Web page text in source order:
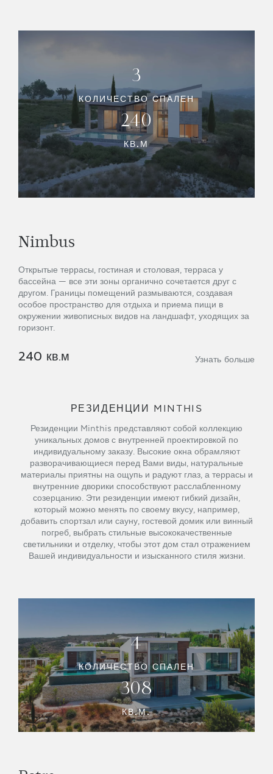
3
КОЛИЧЕСТВО СПАЛЕН
240
КВ.М
Nimbus
Открытые террасы, гостиная и столовая, терраса у
бассейна — все эти зоны органично сочетается друг с
другом. Границы помещений размываются, создавая
особое пространство для отдыха и приема пищи в
окружении живописных видов на ландшафт, уходящих за
горизонт.
240 кв.м Узнать больше
РЕЗИДЕНЦИИ MINTHIS
Резиденции Minthis представляют собой коллекцию
уникальных домов с внутренней проектировкой по
индивидуальному заказу. Высокие окна обрамляют
разворачивающиеся перед Вами виды, натуральные
материалы приятны на ощупь и радуют глаз, а террасы и
внутренние дворики способствуют расслабленному
созерцанию. Эти резиденции имеют гибкий дизайн,
который можно менять по своему вкусу, например,
добавить спортзал или сауну, гостевой домик или винный
погреб, выбрать стильные высококачественные
светильники и отделку, чтобы этот дом стал отражением
Вашей индивидуальности и изысканного стиля жизни.
4
КОЛИЧЕСТВО СПАЛЕН
308
КВ.М.